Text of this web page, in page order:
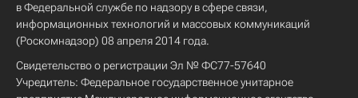
в Федеральной службе по надзору в сфере связи,
информационных технологий и массовых коммуникаций
(Роскомнадзор) 08 апреля 2014 года.
Свидетельство о регистрации Эл № ФС77-57640
Учредитель: Федеральное государственное унитарное